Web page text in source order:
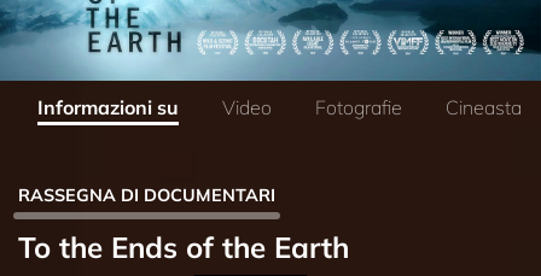
Informazioni su Video Fotografie Cineasta
RASSEGNA DI DOCUMENTARI
To the Ends of the Earth